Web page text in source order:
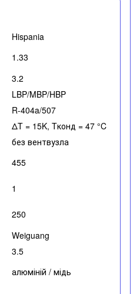
Hispania
1.33
3.2
LBP/MBP/HBP
R-404a/507
ΔT = 15K, Tконд = 47 °C
без вентвузла
455
1
250
Weiguang
3.5
алюміній / мідь